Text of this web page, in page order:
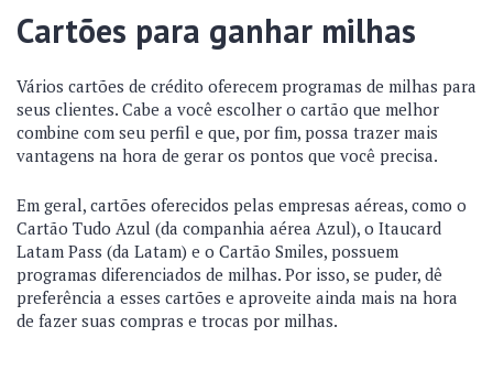
Cartões para ganhar milhas
Vários cartões de crédito oferecem programas de milhas para
seus clientes. Cabe a você escolher o cartão que melhor
combine com seu perfil e que, por fim, possa trazer mais
vantagens na hora de gerar os pontos que você precisa.
Em geral, cartões oferecidos pelas empresas aéreas, como o
Cartão Tudo Azul (da companhia aérea Azul), o Itaucard
Latam Pass (da Latam) e o Cartão Smiles, possuem
programas diferenciados de milhas. Por isso, se puder, dê
preferência a esses cartões e aproveite ainda mais na hora
de fazer suas compras e trocas por milhas.